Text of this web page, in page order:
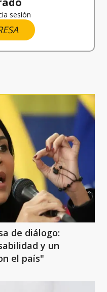
sesión
de diálogo:
y un
el país"